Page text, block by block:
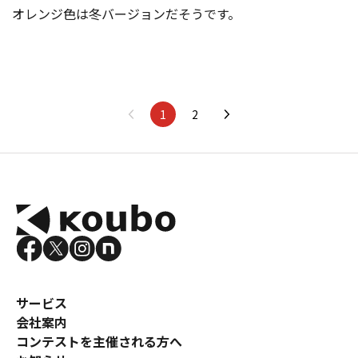
オレンジ色は冬バージョ ンだそうです。
1 2
サービス
会社案内
コンテストを主催される方へ